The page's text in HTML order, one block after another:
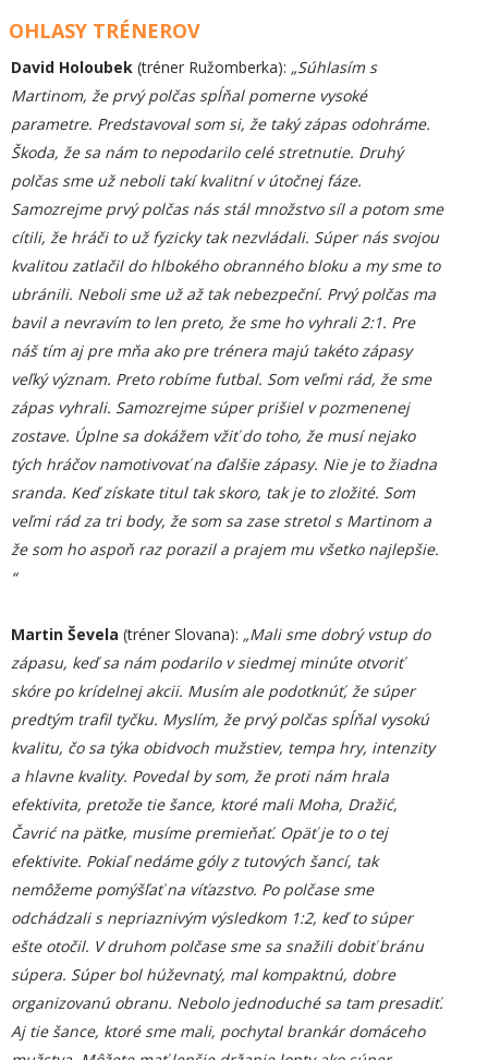
OHLASY TRÉNEROV
David Holoubek (tréner Ružomberka): „Súhlasím s
Martinom, že prvý polčas spĺňal pomerne vysoké
parametre. Predstavoval som si, že taký zápas odohráme.
Škoda, že sa nám to nepodarilo celé stretnutie. Druhý
polčas sme už neboli takí kvalitní v útočnej fáze.
Samozrejme prvý polčas nás stál množstvo síl a potom sme
cítili, že hráči to už fyzicky tak nezvládali. Súper nás svojou
kvalitou zatlačil do hlbokého obranného bloku a my sme to
ubránili. Neboli sme už až tak nebezpeční. Prvý polčas ma
bavil a nevravím to len preto, že sme ho vyhrali 2:1. Pre
náš tím aj pre mňa ako pre trénera majú takéto zápasy
veľký význam. Preto robíme futbal. Som veľmi rád, že sme
zápas vyhrali. Samozrejme súper prišiel v pozmenenej
zostave. Úplne sa dokážem vžiť do toho, že musí nejako
tých hráčov namotivovať na ďalšie zápasy. Nie je to žiadna
sranda. Keď získate titul tak skoro, tak je to zložité. Som
veľmi rád za tri body, že som sa zase stretol s Martinom a
že som ho aspoň raz porazil a prajem mu všetko najlepšie.
“
Martin Ševela (tréner Slovana): „Mali sme dobrý vstup do
zápasu, keď sa nám podarilo v siedmej minúte otvoriť
skóre po krídelnej akcii. Musím ale podotknúť, že súper
predtým trafil tyčku. Myslím, že prvý polčas spĺňal vysokú
kvalitu, čo sa týka obidvoch mužstiev, tempa hry, intenzity
a hlavne kvality. Povedal by som, že proti nám hrala
efektivita, pretože tie šance, ktoré mali Moha, Dražić,
Čavrić na päťke, musíme premieňať. Opäť je to o tej
efektivite. Pokiaľ nedáme góly z tutových šancí, tak
nemôžeme pomýšľať na víťazstvo. Po polčase sme
odchádzali s nepriaznivým výsledkom 1:2, keď to súper
ešte otočil. V druhom polčase sme sa snažili dobiť bránu
súpera. Súper bol húževnatý, mal kompaktnú, dobre
organizovanú obranu. Nebolo jednoduché sa tam presadiť.
Aj tie šance, ktoré sme mali, pochytal brankár domáceho